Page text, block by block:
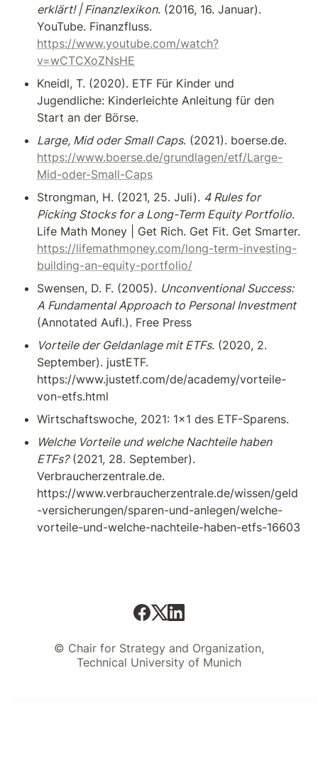
erklärt! | Finanzlexikon. (2016, 16. Januar).
https://www.youtube.com/watch?
v=wCTCXoZNsHE
Kneidl, T. (2020). ETF Für Kinder und
Jugendliche: Kinderleichte Anleitung für den
Start an der Börse.
Large, Mid oder Small Caps
https://www.boerse.de/grundlagen/etf/Large-
Mid-oder-Small-Caps
Strongman, H. (2021, 25. Juli). 4 Rules for
Picking Stocks for a Long-Term Equity Portfolio.
https://lifemathmoney.com/long-term-investing-
building-an-equity-portfolio/
Swensen, D. F. (2005). Unconventional Success:
A Fundamental Approach to Personal Investment
(Annotated Aufl.). Free Press
Vorteile der Geldanlage mit ETFs. (2020, 2.
September). justETF.
https://www.justetf.com/de/academy/vorteile-
von-etfs.html
Wirtschaftswoche, 2021: 1x1 des ETF-Sparens.
Welche Vorteile und welche Nachteile haben
ETFs? (2021, 28. September).
Verbraucherzentrale.de.
https://www.verbraucherzentrale.de/wissen/geld
-versicherungen/sparen-und-anlegen/welche-
vorteile-und-welche-nachteile-haben-etfs-16603
© Chair for Strategy and Organization,
Technical University of Munich